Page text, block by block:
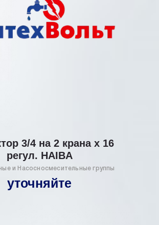
3/4 на 2 крана х 16
регул. HAIBA
и Насосносмесительные группы
уточняйте